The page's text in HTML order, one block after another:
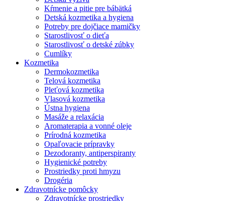
Kŕmenie a pitie pre bábätká
Detská kozmetika a hygiena
Potreby pre dojčiace mamičky
Starostlivosť o dieťa
Starostlivosť o detské zúbky
Cumlíky
Kozmetika
Dermokozmetika
Telová kozmetika
Pleťová kozmetika
Vlasová kozmetika
Ústna hygiena
Masáže a relaxácia
Aromaterapia a vonné oleje
Prírodná kozmetika
Opaľovacie prípravky
Dezodoranty, antiperspiranty
Hygienické potreby
Prostriedky proti hmyzu
Drogéria
Zdravotnícke pomôcky
Zdravotnícke prostriedky